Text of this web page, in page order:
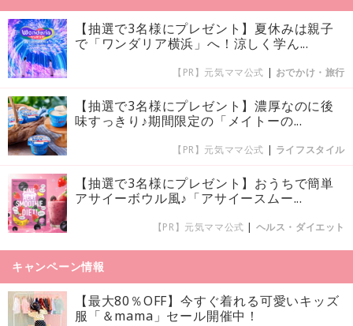
【抽選で3名様にプレゼント】夏休みは親子
で「ワンダリア横浜」へ！涼しく学ん...
【PR】元気ママ公式 | おでかけ・旅行
【抽選で3名様にプレゼント】濃厚なのに後
味すっきり♪期間限定の「メイトーの...
【PR】元気ママ公式 | ライフスタイル
【抽選で3名様にプレゼント】おうちで簡単
アサイーボウル風♪「アサイースムー...
【PR】元気ママ公式 | ヘルス・ダイエット
キャンペーン情報
【最大80％OFF】今すぐ着れる可愛いキッズ
服「＆mama」セール開催中！